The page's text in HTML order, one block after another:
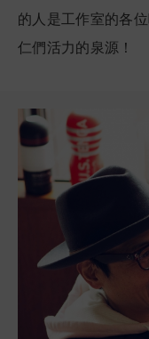
的人是工作室的各
仁們活力的泉源！